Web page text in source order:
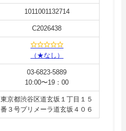
1011001132714
C2026438
（★なし）
03-6823-5889
10:00〜19：00
東京都渋谷区道玄坂１丁目１５
番３号プリメーラ道玄坂４０６